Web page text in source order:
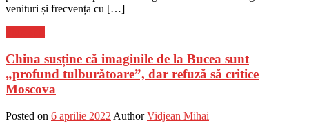
venituri și frecvența cu […]
China susține că imaginile de la Bucea sunt
„profund tulburătoare”, dar refuză să critice
Moscova
Posted on 6 aprilie 2022 Author Vidjean Mihai